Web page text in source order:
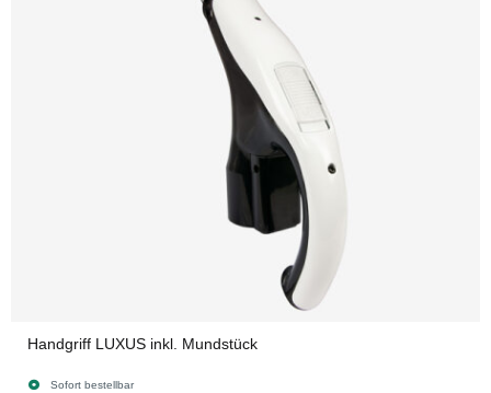
Handgriff LUXUS inkl. Mundstück
Sofort bestellbar